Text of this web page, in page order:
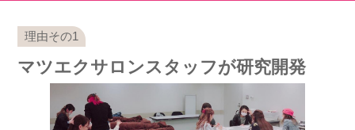
マツエクサロンスタッフが研究開発